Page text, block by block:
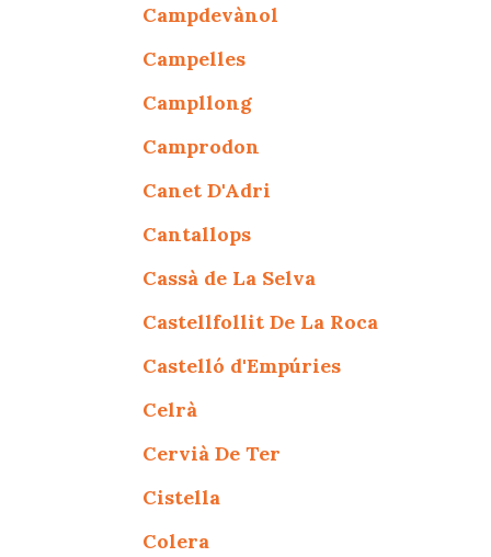
Campdevànol
Campelles
Campllong
Camprodon
Canet D'Adri
Cantallops
Cassà de La Selva
Castellfollit De La Roca
Castelló d'Empúries
Celrà
Cervià De Ter
Cistella
Colera